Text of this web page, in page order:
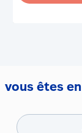
vous êtes en